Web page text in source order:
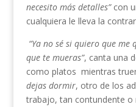
necesito más detalles” con
cualquiera le lleva la
“Ya no sé si quiero que
que te mueras”, canta una
como platos mientras
dejas dormir, otro de los
trabajo, tan contundente o